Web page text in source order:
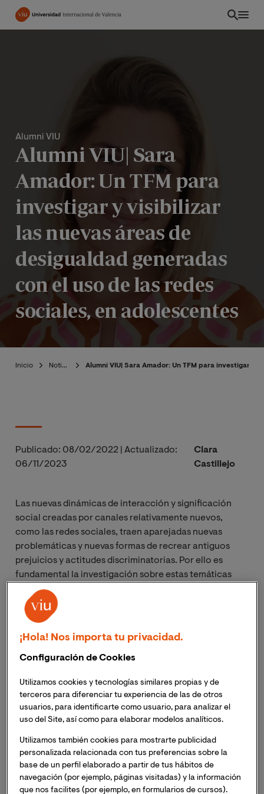
Pasar
Alumni VIU
Alumni VIU| Sara
Amador: Un TFM para
investigar y visibilizar
las nuevas áreas de
desigualdad generadas
con el uso de las redes
sociales, en adolescentes
Inicio Noticias Alumni VIU| Sara Amador: Un TFM para investigar y
Publicado: 08/02/2022
Actualizado:
06/11/2023
Clara
Castillejo
Las nuevas dinámicas de interacción y significación
social creadas por canales relativamente nuevos,
como las redes sociales, traen aparejadas nuevas
problemáticas y nuevas formas de recrear antiguos
prejuicios y actitudes discriminatorias. Por ello es
fundamental la investigación sobre estas temáticas
con el fin de identificarlas, intervenir en ellas y
conseguir prevenirlas. Precisamente esto es lo que ha
hecho Sara Amador con su TFM para la
en Intervención Interdisciplinar en Violencia de
Género
de VIU, el que ha dedicado a analizar el
impacto que tienen las redes sociales en los y las
relaciones que tienen entre ellos/as. Una investigación
que ha desvelado nuevas formas de desigualdad,
abriendo la puerta a diseñar nuevas herramientas y
estas problemáticas específicas. Aprovechando que
Este 8 de febrero se celebra el Día de Internet Segura, le
hemos realizado la siguiente entrevista a Sara, para
conocer un poco más sobre su TFM, sus motivaciones y
¡Hola! Nos importa tu privacidad.
Configuración de Cookies
Utilizamos cookies y tecnologías similares propias y de
terceros para diferenciar tu experiencia de las de otros
usuarios, para identificarte como usuario, para analizar el
uso del Site, así como para elaborar modelos analíticos.
Utilizamos también cookies para mostrarte publicidad
personalizada relacionada con tus preferencias sobre la
base de un perfil elaborado a partir de tus hábitos de
navegación (por ejemplo, páginas visitadas) y la información
que nos facilites (por ejemplo, en formularios de cursos).